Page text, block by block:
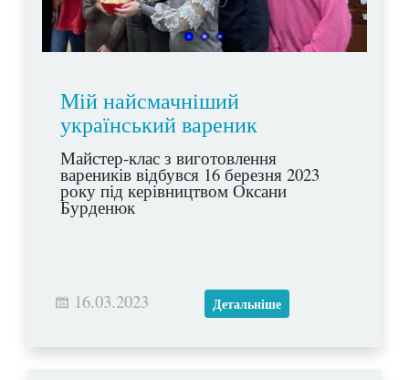
Мій найсмачніший
український вареник
Майстер-клас з виготовлення
вареників відбувся 16 березня 2023
року під керівництвом Оксани
Бурденюк
16.03.2023 Детальніше